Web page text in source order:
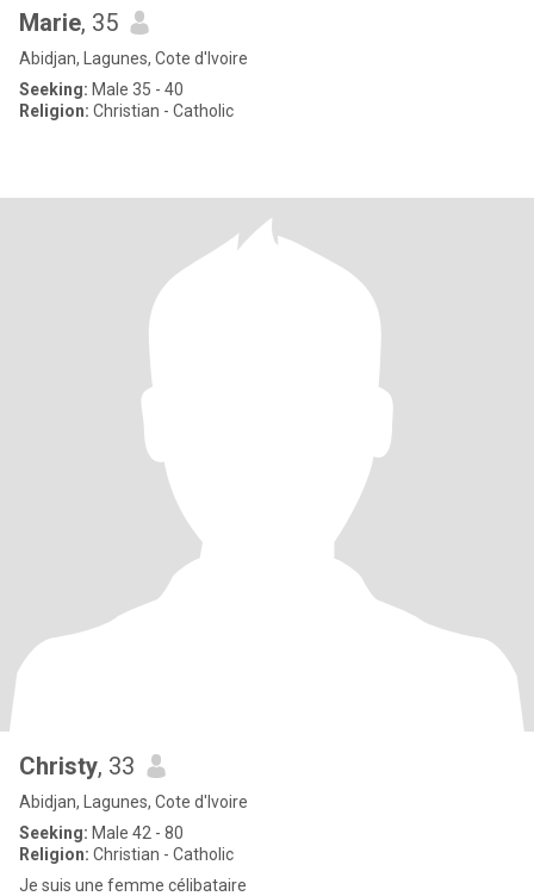
Marie, 35
Abidjan, Lagunes, Cote d'Ivoire
Seeking: Male 35 - 40
Religion: Christian - Catholic
Christy, 33
Abidjan, Lagunes, Cote d'Ivoire
Seeking: Male 42 - 80
Religion: Christian - Catholic
Je suis une femme célibataire